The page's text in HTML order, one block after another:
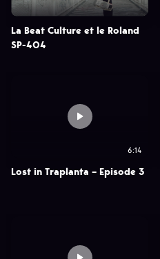
La Beat Culture et le Roland
SP-404
6:14
Lost in Traplanta – Episode 3